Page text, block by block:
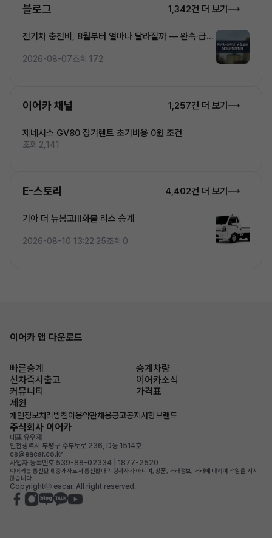
블로그 1,342건 더 보기
전기차 충전비, 8월부터 얼마나 달라질까 — 완속·급속
2026-08-07조회 172
이어카 채널 1,257건 더 보기
제네시스 GV80 장기렌트 초기비용 0원 조건
조회 2,141
E-스토리 4,402건 더 보기
기아 더 뉴봉고Ⅲ화물 리스 승계
2026-08-10 13:22:25조회 0
이어카 앱 다운로드
빠른승계
승계차량
신차즉시출고
이어카소식
커뮤니티
가격표
제원
개인정보처리방침이용약관채용공고공지사항브랜드
주식회사 이어카
대표 유우재
인천광역시 부평구 주부토로 236, D동 1514호
cs@eacar.co.kr
사업자 등록번호 539-88-02334 | 1877-2520
이어카는 통신판매 중개자로서 통신판매의 당사자가 아니며, 상품, 거래정보, 거래에 대하여 책임을 지지
않습니다.
Copyrightⓒ eacar. All right reserved.